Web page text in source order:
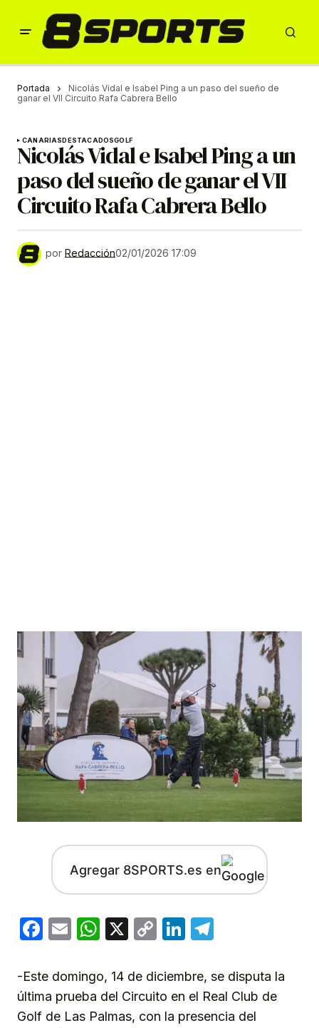
Portada
Nicolás Vidal e Isabel Ping a un paso del sueño de
ganar el VII Circuito Rafa Cabrera Bello
CANARIASDESTACADOSGOLF
Nicolás Vidal e Isabel Ping a un
paso del sueño de ganar el VII
Circuito Rafa Cabrera Bello
por Redacción02/01/2026 17:09
Agregar 8SPORTS.es en
Facebook
EmailWhatsApp
X
CopyLinkedIn
-Este domingo, 14 de diciembre, se disputa la
última prueba del Circuito en el Real Club de
Golf de Las Palmas, con la presencia del